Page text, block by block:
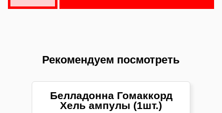
Рекомендуем посмотреть
Белладонна Гомаккорд
Хель ампулы (1шт.)